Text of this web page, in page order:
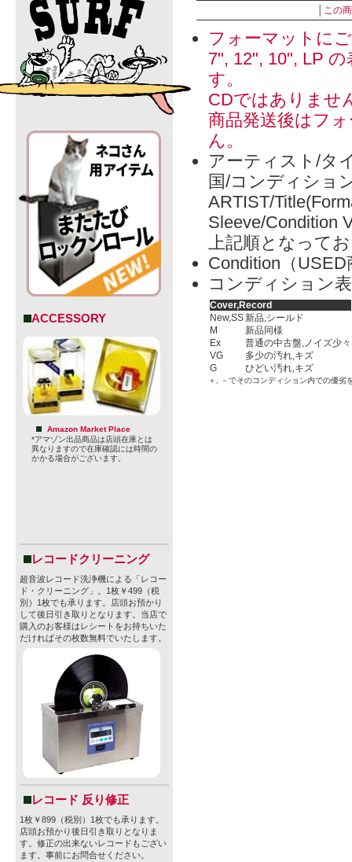
ACCESSORY
Amazon Market Place
*アマゾン出品商品は店頭在庫とは
異なりますので在庫確認には時間の
かかる場合がございます。
レコードクリーニング
超音波レコード洗浄機による「レコー
ド・クリーニング」。1枚￥499（税
別）1枚でも承ります。店頭お預かり
して後日引き取りとなります。当店で
購入のお客様はレシートをお持ちいた
だければその枚数無料でいたします。
レコード 反り修正
1枚￥899（税別）1枚でも承ります。
店頭お預かり後日引き取りとなりま
す。修正の出来ないレコードもござい
ます。事前にお問合せください。
この
フォーマットに
7", 12", 10", LP
す。
CDではありませ
商品発送後はフ
ん。
アーティスト/タ
国/コンディショ
ARTIST/
Sleeve/Condition
上記順となって
Condition（
コンディション
Cover,Record
New,SS新品,シールド
M
新品同様
Ex
普通の中古盤,ノイズ少々
VG
多少の汚れ,キズ
G
ひどい汚れ,キズ
＋, －でそのコンディション内での優劣